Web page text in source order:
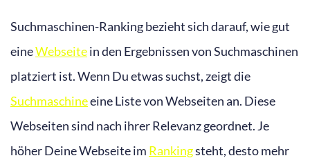
Suchmaschinen-Ranking bezieht sich darauf, wie gut
eineWebseitein den Ergebnissen von Suchmaschinen
platziert ist. Wenn Du etwas suchst, zeigt die
Suchmaschineeine Liste von Webseiten an. Diese
Webseiten sind nach ihrer Relevanz geordnet. Je
höher Deine Webseite im Rankingsteht, desto mehr